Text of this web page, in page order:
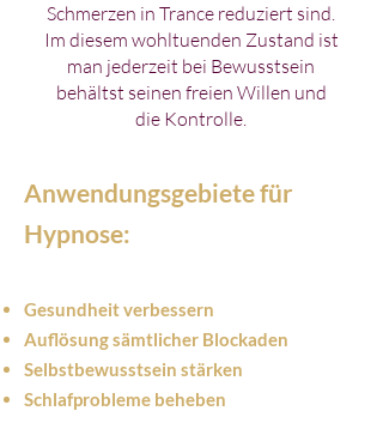
Schmerzen in Trance reduziert sind.
Im diesem wohltuenden Zustand ist
man jederzeit bei Bewusstsein
behältst seinen freien Willen und
die Kontrolle.
Anwendungsgebiete für
Hypnose:
Gesundheit verbessern
Auflösung sämtlicher Blockaden
Selbstbewusstsein stärken
Schlafprobleme beheben